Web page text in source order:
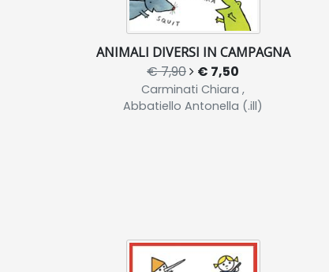
ANIMALI DIVERSI IN CAMPAGNA
€ 7,90 € 7,50
Carminati Chiara ,
Abbatiello Antonella (.ill)